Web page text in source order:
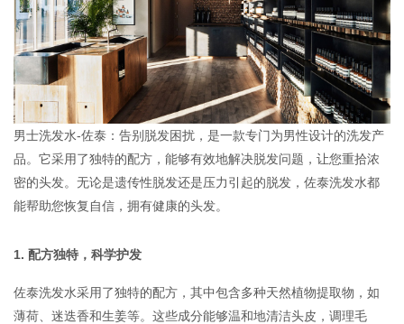
男士洗发水-佐泰：告别脱发困扰，是一款专门为男性设计的洗发产
品。它采用了独特的配方，能够有效地解决脱发问题，让您重拾浓
密的头发。无论是遗传性脱发还是压力引起的脱发，佐泰洗发水都
能帮助您恢复自信，拥有健康的头发。
1. 配方独特，科学护发
佐泰洗发水采用了独特的配方，其中包含多种天然植物提取物，如
薄荷、迷迭香和生姜等。这些成分能够温和地清洁头皮，调理毛